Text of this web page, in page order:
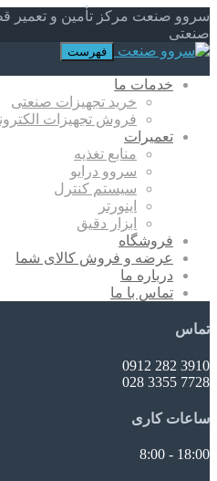
سروو صنعت مرکز تأمین و تعمیر
صنعتی
فهرست
خدمات ما
خرید تجهیزات صنعتی
فروش تجهیزات
تعمیرات
منابع تغذیه
سروو درایو
سیستم کنترل
اینورتر
ابزار دقیق
فروشگاه
عرضه و فروش کالای شما
درباره ما
تماس با ما
تماس
3910 282 0912
7728 3355 028
ساعات کاری
18:00 - 8:00